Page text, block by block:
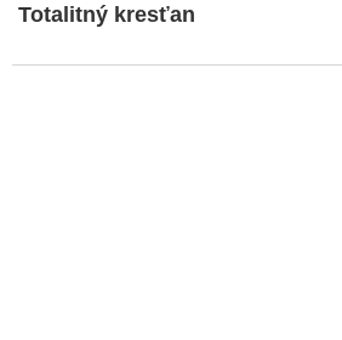
Totalitný kresťan